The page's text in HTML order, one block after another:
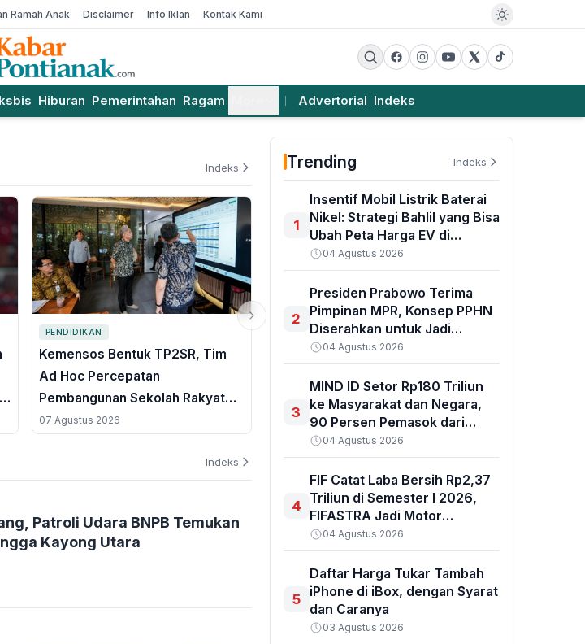
Ramah Anak Disclaimer Info Iklan Kontak Kami
Hiburan Pemerintahan Ragam Advertorial Indeks
Indeks
PENDIDIKAN
Kemensos Bentuk TP2SR, Tim
Ad Hoc Percepatan
Pembangunan Sekolah Rakyat
Permanen
07 Agustus 2026
PENDIDIKAN
Cita Mineral Investindo Raih
Program GAS CERDAS, Tekan
Angka Putus Sekolah di Air Upas
07 Agustus 2026
Indeks
Patroli Udara BNPB Temukan
Kayong Utara
Trending Indeks
1
Insentif Mobil Listrik Baterai
Nikel: Strategi Bahlil yang Bisa
Ubah Peta Harga EV di
Indonesia
04 Agustus 2026
2
Presiden Prabowo Terima
Pimpinan MPR, Konsep PPHN
Diserahkan untuk Jadi
Pedoman Pembangunan
Jangka Panjang
04 Agustus 2026
3
MIND ID Setor Rp180 Triliun
ke Masyarakat dan Negara,
90 Persen Pemasok dari
Lokal
04 Agustus 2026
4
FIF Catat Laba Bersih Rp2,37
Triliun di Semester I 2026,
FIFASTRA Jadi Motor
Penggerak
04 Agustus 2026
5
Daftar Harga Tukar Tambah
iPhone di iBox, dengan Syarat
dan Caranya
03 Agustus 2026